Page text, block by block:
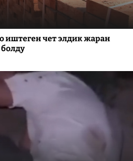
иштеген чет элдик жаран
болду